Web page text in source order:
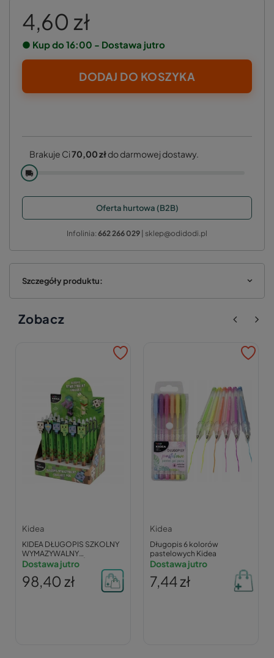
4,60 zł
● Kup do 16:00 - Dostawa jutro
DODAJ DO KOSZYKA
Brakuje Ci70,00 złdo darmowej dostawy.
🚚
Oferta hurtowa (B2B)
Infolinia: 662 266 029 | sklep@odidodi.pl
Szczegóły produktu:
Zobacz
Kidea
KIDEA DŁUGOPIS SZKOLNY
WYMAZYWALNY
AUTOMATYCZNY ŚCIERALNY
MINECRAFT x24
Dostawa jutro
98,40 zł
Kidea
Długopis 6 kolorów
pastelowych Kidea
Dostawa jutro
7,44 zł